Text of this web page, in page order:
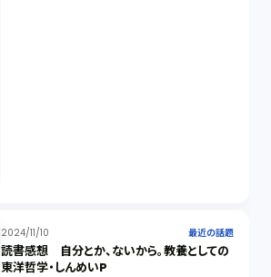
2024/11/10 最近の話題
読書感想 自分とか、ないから。教養としての
東洋哲学・しんめいP